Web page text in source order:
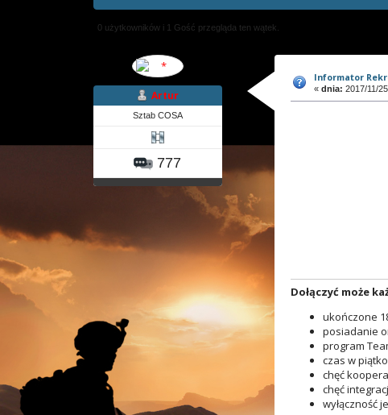
0 użytkowników i 1 Gość przegląda ten wątek.
Artur
Sztab COSA
777
Informator
« dnia: 2017/11/
Dołączyć może
ukończone
posiadanie
program
czas w
chęć
chęć
wyłączność